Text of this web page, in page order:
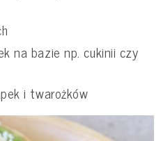
na bazie np. cukinii czy
i twarożków